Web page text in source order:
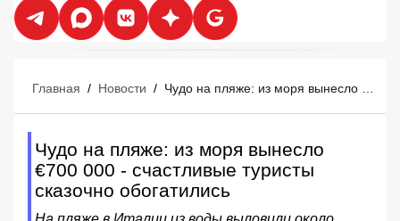
Главная / Новости /
Чудо на пляже: из моря вынесло
€700 000 - счастливые туристы
сказочно обогатились